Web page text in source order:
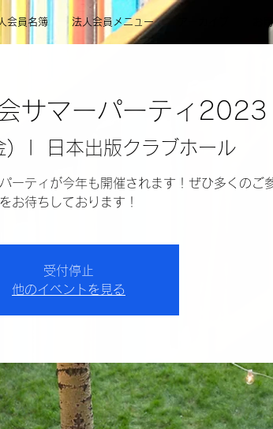
会員名簿 法人会員メニュー お
サマーパーティ2023
) 日本出版クラブホール
ーティが今年も開催されます！ぜひ多くのご
をお待ちしております！
受付停止
他のイベントを見る